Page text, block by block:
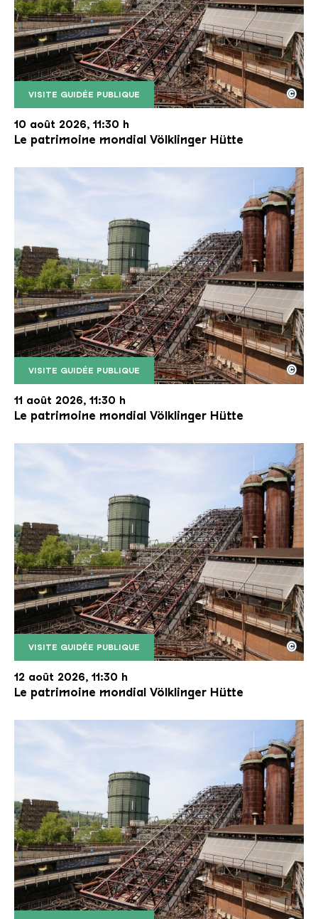
VISITE GUIDÉE PUBLIQUE
Le monte-charge incliné de la Völklinger Hütte
Copyright: Weltkulturerbe Völklinger Hütte | Karl
©
10 août 2026, 11:30 h
Le patrimoine mondial Völklinger Hütte
VISITE GUIDÉE PUBLIQUE
Le monte-charge incliné de la Völklinger Hütte
Copyright: Weltkulturerbe Völklinger Hütte | Karl
©
11 août 2026, 11:30 h
Le patrimoine mondial Völklinger Hütte
VISITE GUIDÉE PUBLIQUE
Le monte-charge incliné de la Völklinger Hütte
Copyright: Weltkulturerbe Völklinger Hütte | Karl
©
12 août 2026, 11:30 h
Le patrimoine mondial Völklinger Hütte